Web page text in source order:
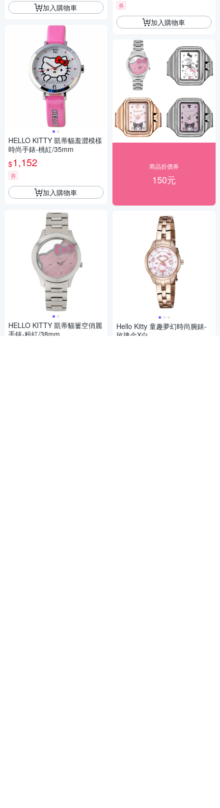
加入購物車
HELLO KITTY 凱蒂貓羞澀模樣
時尚手錶-桃紅/35mm
$1,152
券
加入購物車
HELLO KITTY 凱蒂貓簍空俏麗
手錶-粉紅/38mm
券
加入購物車
商品折價券
150元
Hello Kitty 童趣夢幻時尚腕錶-
玫瑰金X白